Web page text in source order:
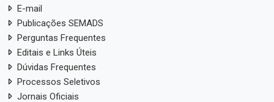
E-mail
Publicações SEMADS
Perguntas Frequentes
Editais e Links Úteis
Dúvidas Frequentes
Processos Seletivos
Jornais Oficiais